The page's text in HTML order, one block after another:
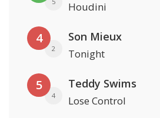
Houdini
4
2
Son Mieux
Tonight
5
4
Teddy Swims
Lose Control